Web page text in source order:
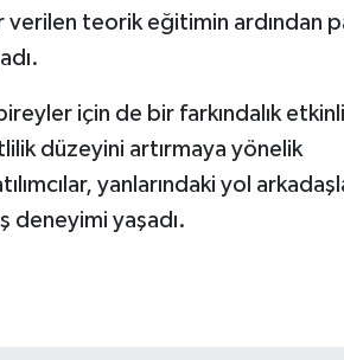
teorik eğitimin ardından
için de bir farkındalık
düzeyini artırmaya yönelik
yanlarındaki yol
deneyimi yaşadı.